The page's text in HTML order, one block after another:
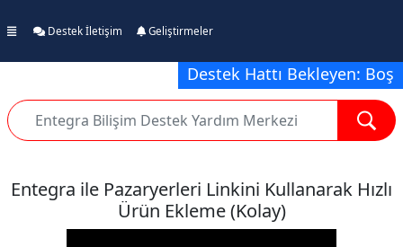
Destek İletişim Geliştirmeler
Destek Hattı Bekleyen: Boş
Entegra ile Pazaryerleri Linkini Kullanarak Hızlı
Ürün Ekleme (Kolay)